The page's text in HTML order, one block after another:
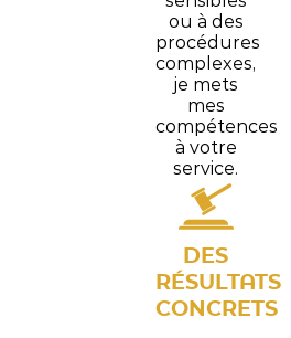
ou à des
procédures
complexes,
je mets
mes
compétences
à votre
service.
DES
RÉSULTATS
CONCRETS